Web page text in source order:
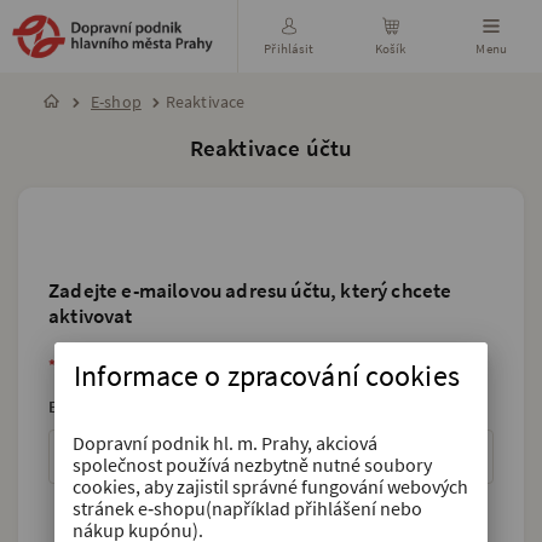
Přihlásit Košík Menu
E-shop Reaktivace
Reaktivace účtu
Zadejte e-mailovou adresu účtu, který chcete
aktivovat
* = povinný údaj
E-mail:
Informace o zpracování cookies
Dopravní podnik hl. m. Prahy, akciová
společnost používá nezbytně nutné soubory
cookies, aby zajistil správné fungování webových
stránek e‑shopu(například přihlášení nebo
nákup kupónu).